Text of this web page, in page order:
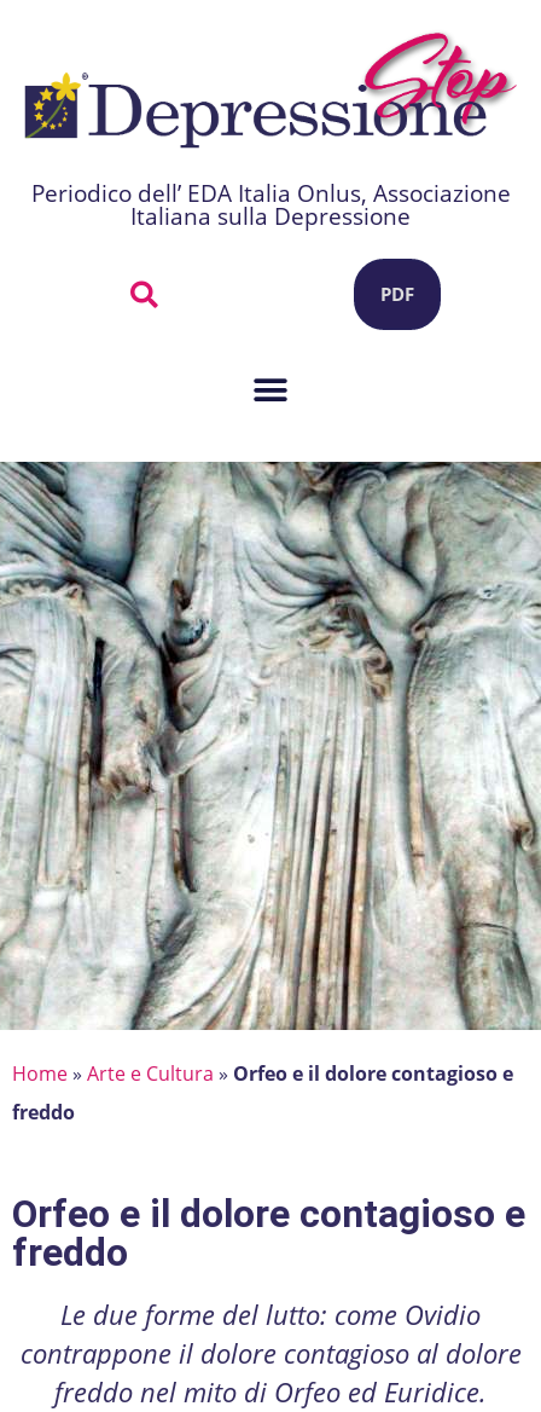
Periodico dell’ EDA Italia Onlus, Associazione
Italiana sulla Depressione
PDF
Home» Arte e Cultura » Orfeo e il dolore contagioso e
freddo
Orfeo e il dolore contagioso e
freddo
Le due forme del lutto: come Ovidio
contrappone il dolore contagioso al dolore
freddo nel mito di Orfeo ed Euridice.